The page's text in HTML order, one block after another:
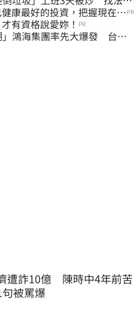
康最好的投資，把握現在不 PR
有資格說愛妳！ PR
」鴻海集團率先大爆發 台股
遭詐10億　陳時中4年前苦
被罵爆